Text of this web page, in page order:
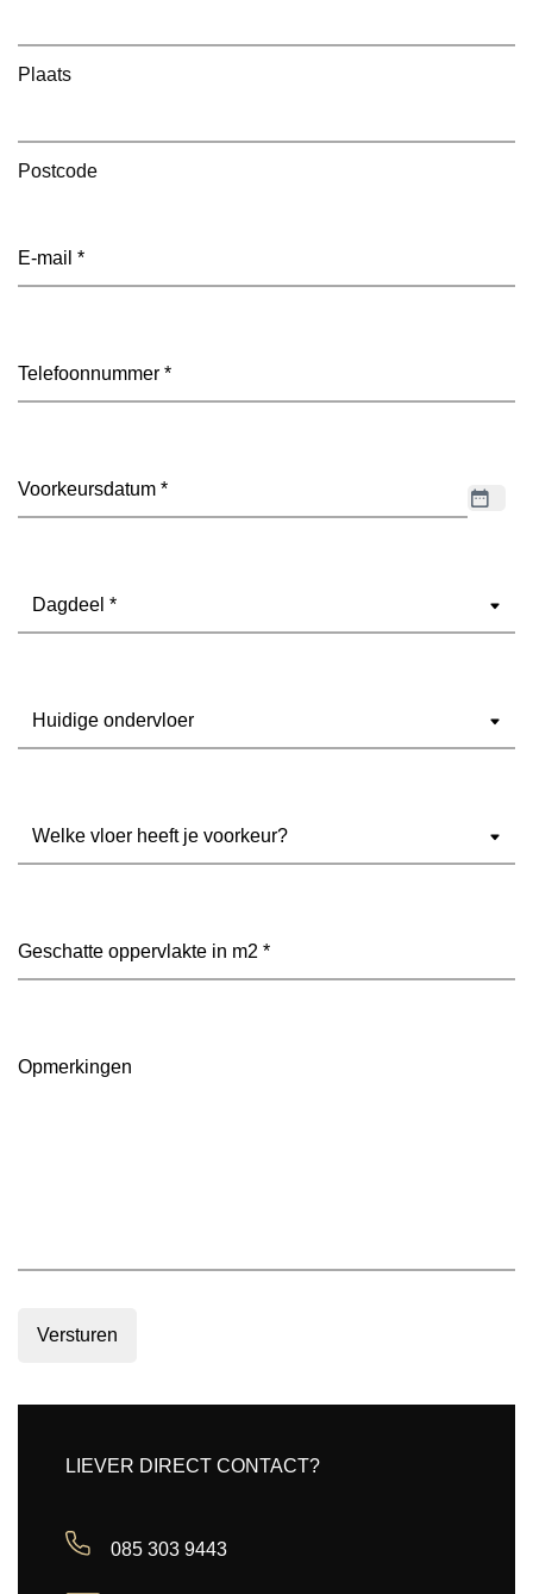
Plaats
Postcode
E-
Telefoon
Datum (Vereist)
Dagdeel (Vereist)
Ondervloer (Vereist)
Welke
Geschatte
Opmerkingen
Versturen
LIEVER DIRECT CONTACT?
085 303 9443